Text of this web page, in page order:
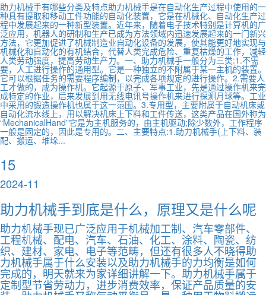
助力机械手有哪些分类及特点助力机械手是在自动化生产过程中使用的一
种具有提取和移动工件功能的自动化装置，它是在机械化、自动化生产过
程中发展起来的一种新型装置。近年来，随着电子技术特别是计算机的广
泛应用，机器人的研制和生产已成为方法领域内迅速发展起来的一门新兴
方法，它更加促进了机械制造业自动化设备的发展，使其能更好地实现与
机械化和自动化的有机结合，代替人类完成危险、重复枯燥的工作，减轻
人类劳动强度，提高劳动生产力。一、助力机械手一般分为三类:1.不需
要，人工进行操作的通用型。它是一种独立的不附属于某一主机的装置。
它可以根据任务的需要程序编制，以完成各项规定的进行操作。2.需要人
工才做的，成为操作机。它起源于原子、军事工业，先是通过操作机来完
成特定的作业，后来发展到用无线电讯号操作机来进行探测月球等。工业
中采用的锻造操作机也属于这一范围。3.专用型，主要附属于自动机床或
自动化流水线上，用以解决机床上下料和工件传送，这类产品在国外称为
“MechanicalHand”它是为主机服务的，由主机驱动;除少数外，工作程序
一般是固定的，因此是专用的。二、主要特点:1.助力机械手(上下料、装
配、搬运、堆垛...
15
2024-11
助力机械手到底是什么，原理又是什么呢
助力机械手现已广泛应用于机械加工制、汽车零部件、
工程机械、配电、汽车、石油、化工、涂料、陶瓷、纺
织、建材、家电、电子等范畴，但还有很多人不晓得助
力机械手属于什么安装以及助力机械手的力均衡是如何
完成的，明天就来为家详细讲解一下。助力机械手属于
定制型节省劳动力，进步消费效率，保证产品质量的安